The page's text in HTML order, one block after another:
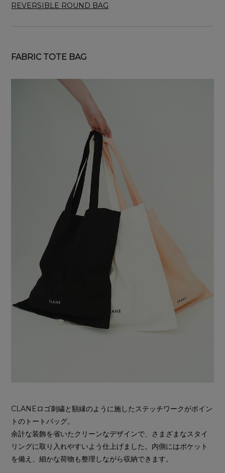
REVERSIBLE ROUND BAG
FABRIC TOTE BAG
CLANEロゴ刺繍と額縁のように施したステッチワークがポイン
トのトートバッグ。
余計な装飾を省いたクリーンなデザインで、さまざまなスタイ
リングに取り入れやすいよう仕上げました。内側にはポケット
を備え、細かな荷物も整理しながら収納できます。